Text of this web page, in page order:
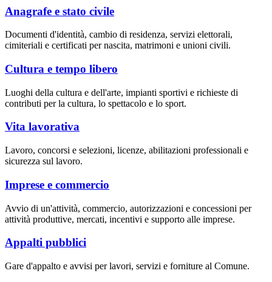
Anagrafe e stato civile
Documenti d'identità, cambio di residenza, servizi elettorali,
cimiteriali e certificati per nascita, matrimoni e unioni civili.
Cultura e tempo libero
Luoghi della cultura e dell'arte, impianti sportivi e richieste di
contributi per la cultura, lo spettacolo e lo sport.
Vita lavorativa
Lavoro, concorsi e selezioni, licenze, abilitazioni professionali e
sicurezza sul lavoro.
Imprese e commercio
Avvio di un'attività, commercio, autorizzazioni e concessioni per
attività produttive, mercati, incentivi e supporto alle imprese.
Appalti pubblici
Gare d'appalto e avvisi per lavori, servizi e forniture al Comune.